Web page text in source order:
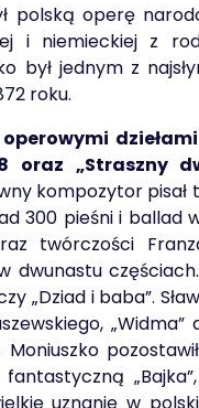
polską operę
i niemieckiej z
był jednym z
roku.
oraz „Straszny
kompozytor pisał
300 pieśni i ballad
twórczości
dwunastu
„Dziad i baba”.
Moniuszko
uznanie w